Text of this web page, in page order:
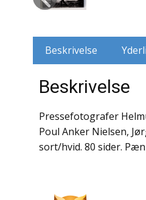
Krige / Slag
Krop / Sind
Kunst
Beskrivelse
Beskrivelse
Pressefotografer
Poul Anker Nielsen,
sort/hvid. 80 sider.